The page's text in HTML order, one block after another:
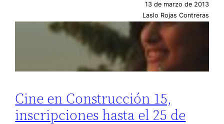
13 de marzo de 2013
Laslo Rojas Contreras
Cine en Construcción 15,
inscripciones hasta el 25 de